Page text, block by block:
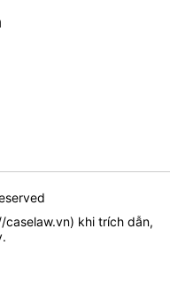
caselaw.vn) khi trích dẫn,